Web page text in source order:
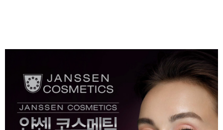
페이코 ID로 페
PAYCO 바로구매